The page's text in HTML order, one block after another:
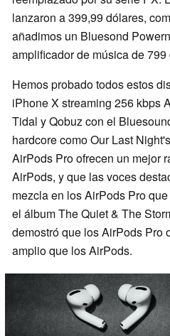
lanzaron a 399,99 dólares,
añadimos un Bluesond
amplificador de música de 799
Hemos probado todos estos
iPhone X streaming 256 kbps
Tidal y Qobuz con el
hardcore como Our Last
AirPods Pro ofrecen un mejor
AirPods, y que las voces
mezcla en los AirPods Pro
el álbum The Quiet & The
demostró que los AirPods Pro
amplio que los AirPods.